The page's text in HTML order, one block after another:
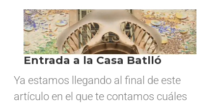
Ya estamos llegando al final de este
artículo en el que te contamos cuáles